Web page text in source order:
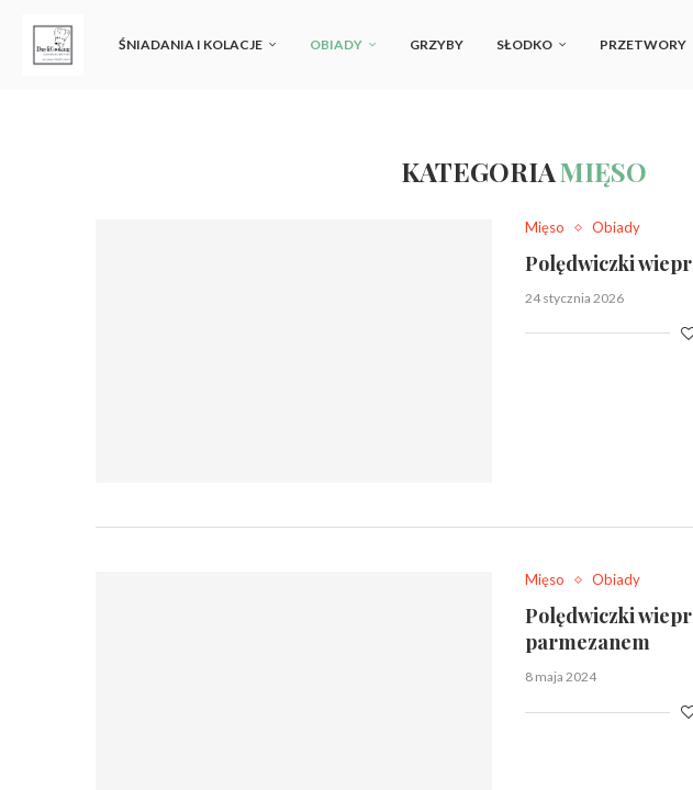
ŚNIADANIA I KOLACJE OBIADY GRZYBY SŁODKO PRZETWORY
KATEGORIAMIĘSO
Mięso Obiady
Polędwiczki
24 stycznia 2026
Mięso Obiady
Polędwiczki
parmezanem
8 maja 2024